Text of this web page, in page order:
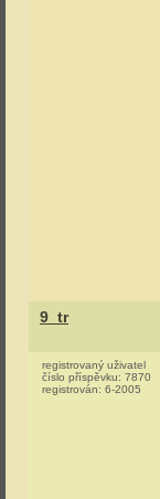
9_tr
registrovaný uživatel
číslo příspěvku: 7870
registrován: 6-2005